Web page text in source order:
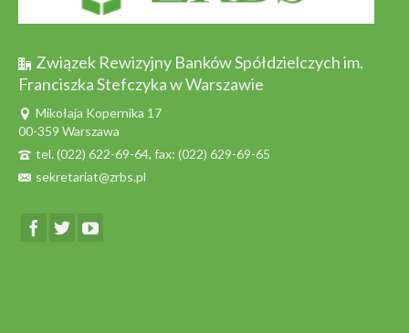
Związek Rewizyjny Banków Spółdzielczych im.
Franciszka Stefczyka w Warszawie
Mikołaja Kopernika 17
00-359 Warszawa
tel. (022) 622-69-64, fax: (022) 629-69-65
sekretariat@zrbs.pl